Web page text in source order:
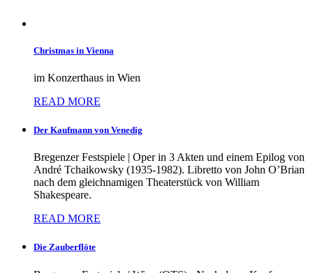
Christmas in Vienna
im Konzerthaus in Wien
READ MORE
Der Kaufmann von Venedig
Bregenzer Festspiele | Oper in 3 Akten und einem Epilog von
André Tchaikowsky (1935-1982). Libretto von John O’Brian
nach dem gleichnamigen Theaterstück von William
Shakespeare.
READ MORE
Die Zauberflöte